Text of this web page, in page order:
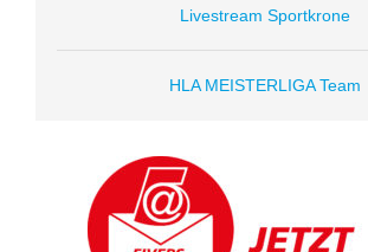
Livestream Sportkrone
HLA MEISTERLIGA Team